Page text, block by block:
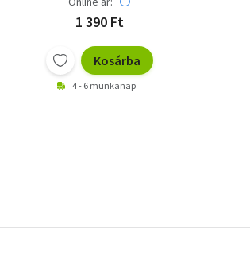
1 390 Ft
Kosárba
4 - 6 munkanap